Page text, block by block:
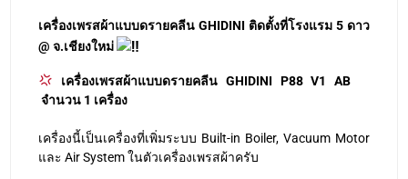
เครื่องเพรสผ้าแบบดรายคลีน GHIDINI ติดตั้งที่โรงแรม 5 ดาว
@จ.เชียงใหม่
เครื่องเพรสผ้าแบบดรายคลีน GHIDINI P88 V1 AB
จำนวน 1 เครื่อง
เครื่องนี้เป็นเครื่องที่เพิ่มระบบ Built-in Boiler, Vacuum Motor
และ Air System ในตัวเครื่องเพรสผ้าครับ